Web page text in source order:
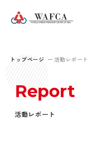
トップページ 活動レポート
Report
活動レポート